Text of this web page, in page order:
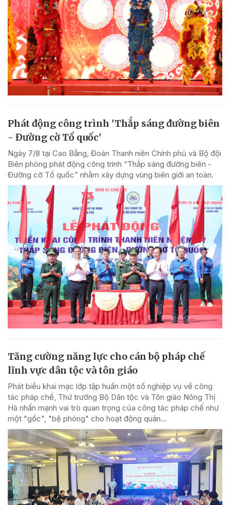
Phát động công trình 'Thắp sáng đường biên
- Đường cờ Tổ quốc'
Ngày 7/8 tại Cao Bằng, Đoàn Thanh niên Chính phủ và Bộ đội
Biên phòng phát động công trình “Thắp sáng đường biên -
Đường cờ Tổ quốc” nhằm xây dựng vùng biên giới an toàn.
Tăng cường năng lực cho cán bộ pháp chế
lĩnh vực dân tộc và tôn giáo
Phát biểu khai mạc lớp tập huấn một số nghiệp vụ về công
tác pháp chế, Thứ trưởng Bộ Dân tộc và Tôn giáo Nông Thị
Hà nhấn mạnh vai trò quan trọng của công tác pháp chế như
một "gốc", "bệ phóng" cho hoạt động quản...